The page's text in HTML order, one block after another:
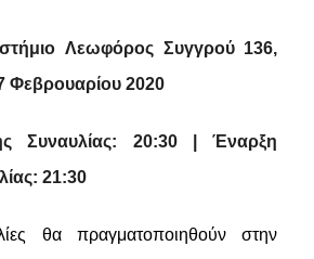
Λεωφόρος Συγγρού 136,
Φεβρουαρίου 2020
Συναυλίας: 20:30 | Έναρξη
21:30
θα πραγματοποιηθούν στην